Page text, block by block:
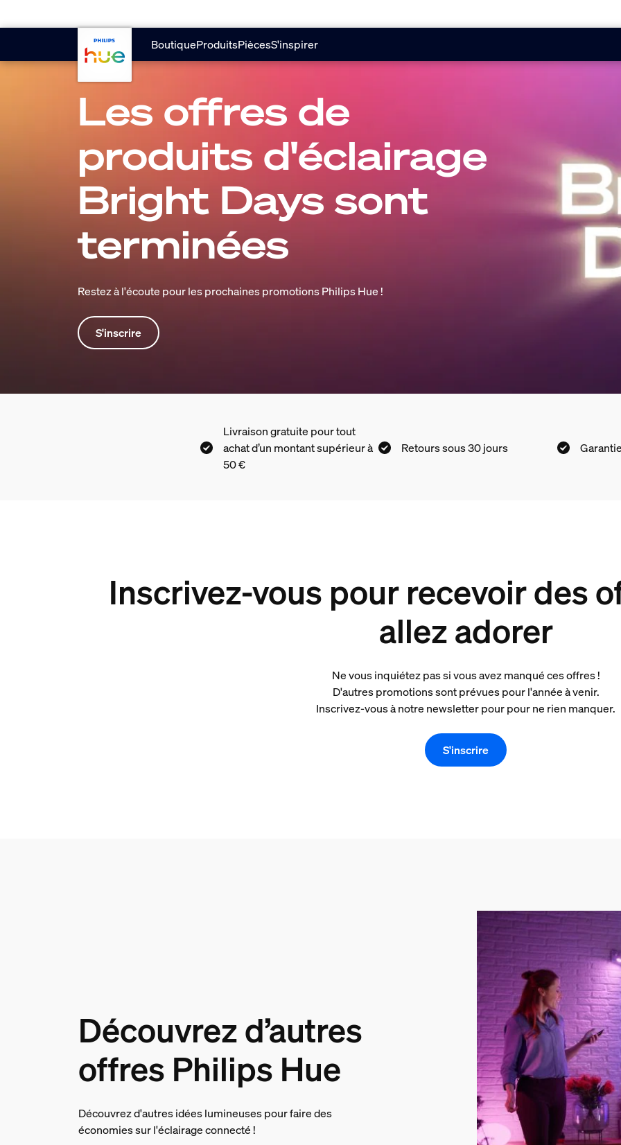
BoutiqueProduitsPiècesS'inspirer
Les offres de
produits d'éclairage
Bright Days sont
terminées
Restez à l'écoute pour les prochaines promotions Philips Hue !
S'inscrire
Livraison gratuite pour tout
achat d’un montant supérieur à
50 €
Retours sous 30 jours
Inscrivez-vous pour recevoir des
allez adorer
Ne vous inquiétez pas si vous avez manqué ces offres !
D'autres promotions sont prévues pour l'année à venir.
Inscrivez-vous à notre newsletter pour pour ne rien manquer.
S'inscrire
Découvrez d’autres
offres Philips Hue
Découvrez d'autres idées lumineuses pour faire des
économies sur l'éclairage connecté !